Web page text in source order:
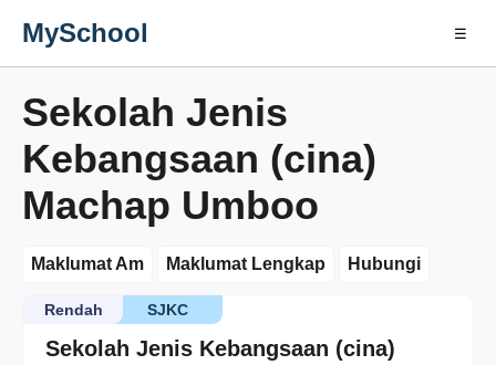
MySchool ☰
Sekolah Jenis
Kebangsaan (cina)
Machap Umboo
Maklumat Am Maklumat Lengkap Hubungi
Sekolah Jenis Kebangsaan (cina)
SJKC
Rendah